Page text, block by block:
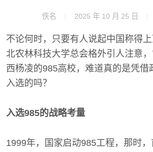
佚名 2025 年 10 月 25 日
不论何时，只要有人说起中国称得
北农林科技大学总会格外引人注意
西杨凌的985高校，难道真的是凭借
入选的吗？
入选985的战略考量
1999年，国家启动985工程，那时